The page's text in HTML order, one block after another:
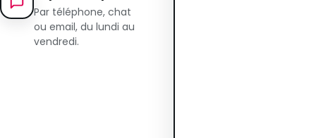
Par téléphone, chat
ou email, du lundi au
vendredi.